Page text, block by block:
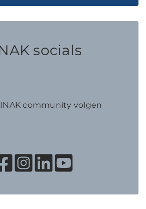
socials
community volgen